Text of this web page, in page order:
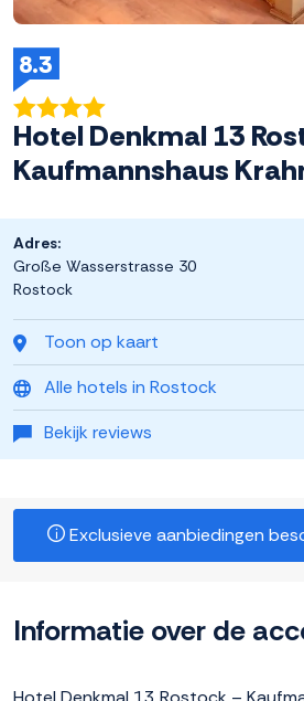
8.3
Hotel Denkmal 13
Kaufmannshaus
Toon op kaart
Alle hotels in Rostock
Bekijk reviews
Adres:
Große Wasserstrasse 30
Rostock
Exclusieve aanbiedingen
Informatie over de